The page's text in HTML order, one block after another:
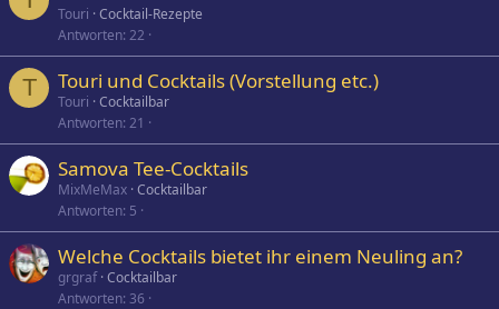
Touri Cocktail-Rezepte
Antworten 22
T Touri und Cocktails (Vorstellung etc.)
Touri Cocktailbar
Antworten 21
Samova Tee-Cocktails
MixMeMax Cocktailbar
Antworten 5
Welche Cocktails bietet ihr einem Neuling an?
grgraf Cocktailbar
Antworten 36